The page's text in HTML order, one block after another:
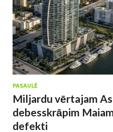
PASAULĒ
Miljardu vērtajam
debesskrāpim
defekti